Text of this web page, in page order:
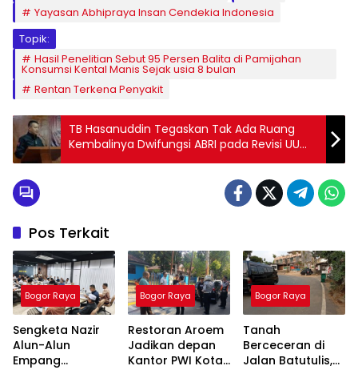
Yayasan Abhipraya Insan Cendekia Indonesia
Topik:
Hasil Penelitian Sebut 95 Persen Balita di Pamijahan
Konsumsi Kental Manis Sejak usia 8 bulan
Rentan Terkena Penyakit
TB Hasanuddin Tegaskan Tak Ada Ruang
Kembalinya Dwifungsi ABRI pada Revisi UU
TNI
Pos Terkait
Bogor Raya
Sengketa Nazir
Alun-Alun
Empang
Bogor Raya
Restoran Aroem
Jadikan depan
Kantor PWI Kota
Bogor Raya
Tanah
Berceceran di
Jalan Batutulis,